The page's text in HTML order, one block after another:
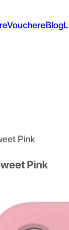
VouchereBlog
Pink
Pink